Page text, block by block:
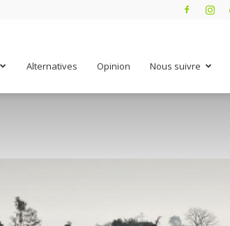
Alternatives Opinion Nous suivre